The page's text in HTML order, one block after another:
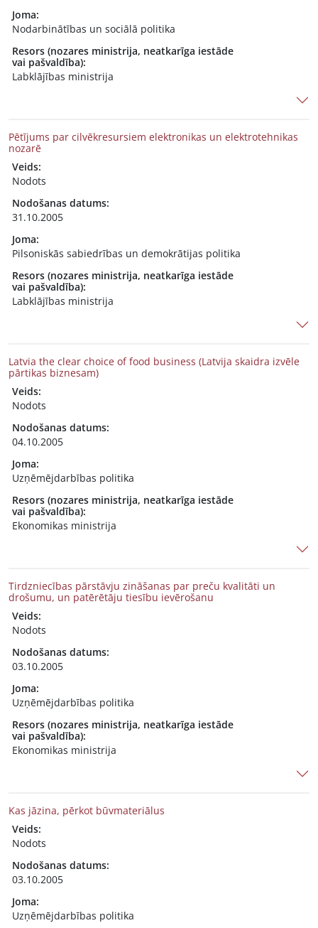
Joma:
Nodarbinātības un sociālā politika
Resors (nozares ministrija, neatkarīga iestāde
vai pašvaldība):
Labklājības ministrija
Pētījums par cilvēkresursiem elektronikas un elektrotehnikas
nozarē
Veids:
Nodots
Nodošanas datums:
31.10.2005
Joma:
Pilsoniskās sabiedrības un demokrātijas politika
Resors (nozares ministrija, neatkarīga iestāde
vai pašvaldība):
Labklājības ministrija
Latvia the clear choice of food business (Latvija skaidra izvēle
pārtikas biznesam)
Veids:
Nodots
Nodošanas datums:
04.10.2005
Joma:
Uzņēmējdarbības politika
Resors (nozares ministrija, neatkarīga iestāde
vai pašvaldība):
Ekonomikas ministrija
Tirdzniecības pārstāvju zināšanas par preču kvalitāti un
drošumu, un patērētāju tiesību ievērošanu
Veids:
Nodots
Nodošanas datums:
03.10.2005
Joma:
Uzņēmējdarbības politika
Resors (nozares ministrija, neatkarīga iestāde
vai pašvaldība):
Ekonomikas ministrija
Kas jāzina, pērkot būvmateriālus
Veids:
Nodots
Nodošanas datums:
03.10.2005
Joma:
Uzņēmējdarbības politika